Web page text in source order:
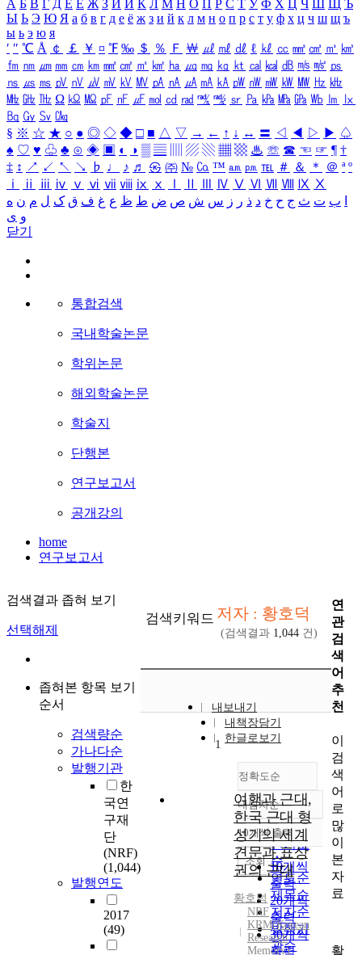
А Б В Г Д Е Ё Ж З И Й К Л М Н О П Р С Т У Ф Х Ц Ч Ш Щ Ъ
Ы Ь Э Ю Я а б в г д е ё ж з и й к л м н о п р с т у ф х ц ч ш щ ъ
ы ь э ю я
′ ″ ℃ Å ￠ ￡ ￥ ¤ ℉ ‰ ＄ ％ Ｆ ￦ ㎕ ㎖ ㎗ ℓ ㎘ ㏄ ㎣ ㎤ ㎥ ㎦
㎙ ㎚ ㎛ ㎜ ㎝ ㎞ ㎟ ㎠ ㎡ ㎢ ㏊ ㎍ ㎎ ㎏ ㏏ ㎈ ㎉ ㏈ ㎧ ㎨ ㎰
㎱ ㎲ ㎳ ㎴ ㎵ ㎶ ㎷ ㎸ ㎹ ㎀ ㎁ ㎂ ㎃ ㎄ ㎺ ㎻ ㎽ ㎾ ㎿ ㎐ ㎑
㎒ ㎓ ㎔ Ω ㏀ ㏁ ㎊ ㎋ ㎌ ㏖ ㏅ ㎭ ㎮ ㎯ ㏛ ㎩ ㎪ ㎫ ㎬ ㏝ ㏐
㏓
㏃ ㏉ ㏜ ㏆
§ ※ ☆ ★ ○ ● ◎ ◇ ◆ □ ■ △ ▽ → ← ↑ ↓ ↔ 〓 ◁ ◀ ▷ ▶ ♤
♠ ♡ ♥ ♧ ♣ ⊙ ◈ ▣ ◐ ◑ ▒ ▤ ▨ ▧ ▦ ▩ ♨ ☏ ☎ ☜ ☞ ¶ †
‡ ↕ ↗ ↙ ↖ ↘ ♭ ♩ ♪ ♬ ㉿ ㈜ № ㏇ ™ ㏂ ㏘ ℡ ＃ ＆ ＊ ＠ ª º
ⅰ
ⅱ ⅲ ⅳ ⅴ ⅵ ⅶ ⅷ ⅸ ⅹ Ⅳ Ⅴ Ⅵ Ⅶ Ⅷ Ⅸ Ⅹ
ب ت ث ج ح خ د ذ ر ز س ش ص ض ط ظ ع غ ف ق ک ل م ن ه
و ی
닫기
통합검색
국내학술논문
학위논문
해외학술논문
학술지
단행본
연구보고서
공개강의
home
연구보고서
검색결과 좁혀 보기
선택해제
좁혀본 항목 보기
순서
검색량순
가나다순
발행기관
한
국연
구재
단
(NRF)
(1,044)
발행연도
2017
(49)
검색키워드 저자 : 황호덕
(검색결과 1,044 건)
내보내기
내책장담기
한글로보기
정확도순
정확도
순
인기도
순
연도순
제목순
저자순
발행기
관순
내림차순
내림차순
10개씩 출력
10개씩
출력
20개씩
출력
30개씩
출력
조회
1
여행과 근대,
한국 근대 형
성기의 세계
견문과 표상
권의 근대
황호덕
NRF
KRM(Korean
Research
Memory)
연
관
검
색
어
추
천
이
검
색
어
로
많
이
본
자
료
활